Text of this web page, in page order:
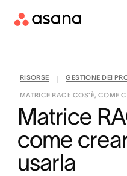
RISORSE GESTIONE DEI
MATRICE RACI: COS'È, COME
Matrice
come
usarla